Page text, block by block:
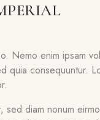
Nemo enim ipsam
quia consequuntur.
sed diam nonum